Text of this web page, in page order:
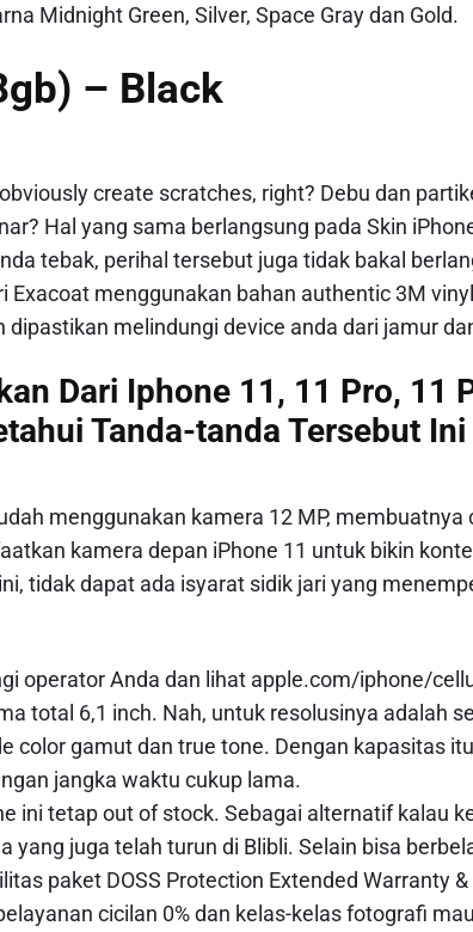
Midnight Green, Silver, Space Gray dan Gold.
– Black
create scratches, right? Debu dan
Hal yang sama berlangsung pada Skin
tebak, perihal tersebut juga tidak bakal
Exacoat menggunakan bahan authentic 3M
melindungi device anda dari jamur
Dari Iphone 11, 11 Pro, 11
Tanda-tanda Tersebut Ini
menggunakan kamera 12 MP, membuatnya
kamera depan iPhone 11 untuk bikin
tidak dapat ada isyarat sidik jari yang
operator Anda dan lihat apple.com/iphone/
total 6,1 inch. Nah, untuk resolusinya adalah
color gamut dan true tone. Dengan kapasitas
jangka waktu cukup lama.
ini tetap out of stock. Sebagai alternatif kalau
yang juga telah turun di Blibli. Selain bisa
paket DOSS Protection Extended Warranty
cicilan 0% dan kelas-kelas fotografi